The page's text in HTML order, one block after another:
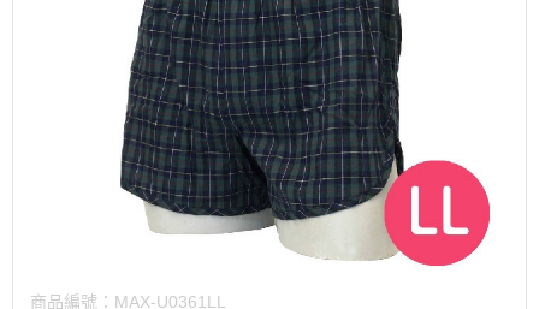
商品編號： MAX-U0361LL